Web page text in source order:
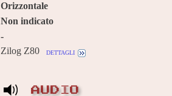
Orizzontale
Non indicato
-
Zilog Z80 dettagli
AUDIO